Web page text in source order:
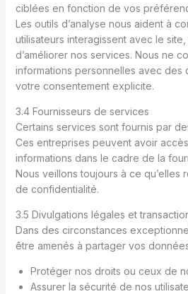
ciblées en fonction de vos
Les outils d’analyse nous aident à
utilisateurs interagissent avec le
d’améliorer nos services. Nous ne
informations personnelles avec des
votre consentement explicite.
3.4 Fournisseurs de services
Certains services sont fournis par
Ces entreprises peuvent avoir
informations dans le cadre de la
Nous veillons toujours à ce qu’elles
de confidentialité.
3.5 Divulgations légales et
Dans des circonstances
être amenés à partager vos
Protéger nos droits ou ceux de
Assurer la sécurité de nos